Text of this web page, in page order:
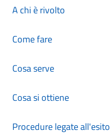
A chi è rivolto
Come fare
Cosa serve
Cosa si ottiene
Procedure legate all'esito